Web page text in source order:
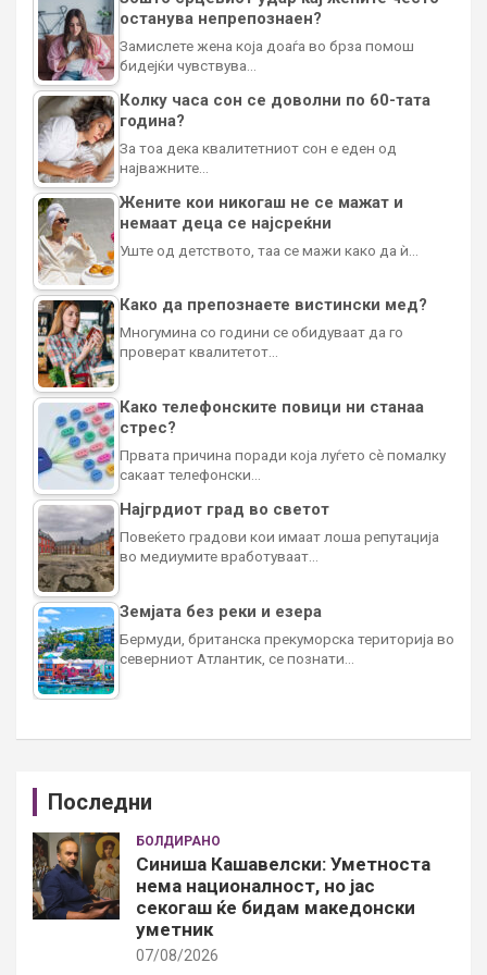
останува непрепознаен?
Замислете жена која доаѓа во брза помош
бидејќи чувствува…
Колку часа сон се доволни по 60-тата
година?
За тоа дека квалитетниот сон е еден од
најважните…
Жените кои никогаш не се мажат и
немаат деца се најсреќни
Уште од детството, таа се мажи како да ѝ…
Како да препознаете вистински мед?
Многумина со години се обидуваат да го
проверат квалитетот…
Како телефонските повици ни станаа
стрес?
Првата причина поради која луѓето сè помалку
сакаат телефонски…
Најгрдиот град во светот
Повеќето градови кои имаат лоша репутација
во медиумите вработуваат…
Земјата без реки и езера
Бермуди, британска прекуморска територија во
северниот Атлантик, се познати…
Последни
БОЛДИРАНО
Синиша Кашавелски: Уметноста
нема националност, но јас
секогаш ќе бидам македонски
уметник
07/08/2026